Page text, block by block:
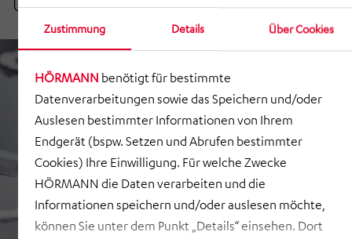
Zustimmung Details Über Cookies
HÖRMANN benötigt für bestimmte
Datenverarbeitungen sowie das Speichern und/oder
Auslesen bestimmter Informationen von Ihrem
Endgerät (bspw. Setzen und Abrufen bestimmter
Cookies) Ihre Einwilligung. Für welche Zwecke
HÖRMANN die Daten verarbeiten und die
Informationen speichern und/oder auslesen möchte,
können Sie unter dem Punkt „Details“ einsehen. Dort